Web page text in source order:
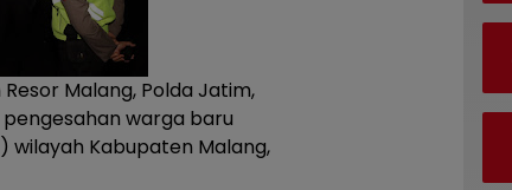
Resor Malang, Polda Jatim,
warga baru
wilayah Kabupaten Malang,